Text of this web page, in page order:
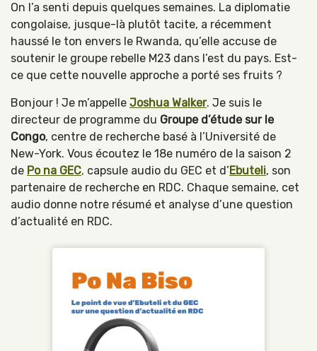
On l’a senti depuis quelques semaines. La diplomatie
congolaise, jusque-là plutôt tacite, a récemment
haussé le ton envers le Rwanda, qu’elle accuse de
soutenir le groupe rebelle M23 dans l’est du pays. Est-
ce que cette nouvelle approche a porté ses fruits ?
Bonjour ! Je m’appelle Joshua Walker. Je suis le
directeur de programme du Groupe d’étude sur le
Congo, centre de recherche basé à l’Université de
New-York. Vous écoutez le 18e numéro de la saison 2
de Po na GEC, capsule audio du GEC et d’Ebuteli, son
partenaire de recherche en RDC. Chaque semaine, cet
audio donne notre résumé et analyse d’une question
d’actualité en RDC.